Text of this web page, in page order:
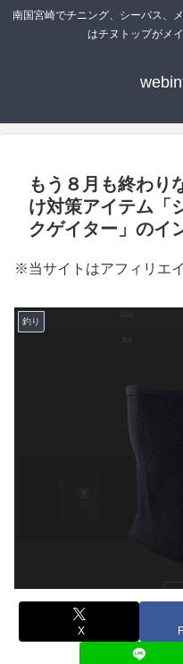
南国宮崎でチニング、シーバス、
はチヌトップがメ
もう８月も終わり
け対策アイテム「
クゲイター」のイ
※当サイトはアフィリエ
釣り
X